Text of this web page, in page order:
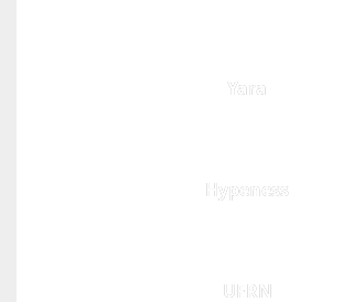
Yara
Hypeness
UFRN